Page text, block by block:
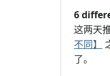
6
这两天
不同】
了。